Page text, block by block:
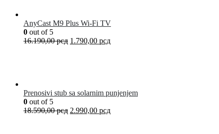
AnyCast M9 Plus Wi-Fi TV
0 out of 5
16.190,00рсд 1.790,00 рсд
Prenosivi stub sa solarnim punjenjem
0 out of 5
18.590,00рсд 2.990,00 рсд